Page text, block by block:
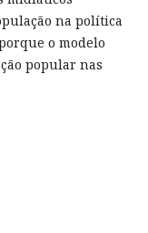
na política
o modelo
popular nas